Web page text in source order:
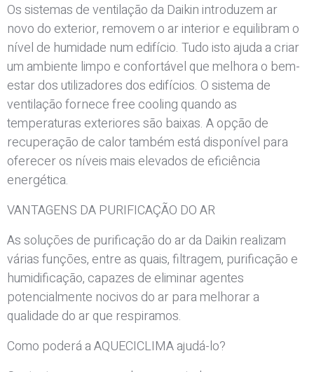
Os sistemas de ventilação da Daikin introduzem ar
novo do exterior, removem o ar interior e equilibram o
nível de humidade num edifício. Tudo isto ajuda a criar
um ambiente limpo e confortável que melhora o bem-
estar dos utilizadores dos edifícios. O sistema de
ventilação fornece free cooling quando as
temperaturas exteriores são baixas. A opção de
recuperação de calor também está disponível para
oferecer os níveis mais elevados de eficiência
energética.
VANTAGENS DA PURIFICAÇÃO DO AR
As soluções de purificação do ar da Daikin realizam
várias funções, entre as quais, filtragem, purificação e
humidificação, capazes de eliminar agentes
potencialmente nocivos do ar para melhorar a
qualidade do ar que respiramos.
Como poderá a AQUECICLIMA ajudá-lo?